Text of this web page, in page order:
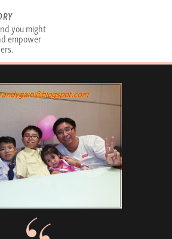
you might
empower